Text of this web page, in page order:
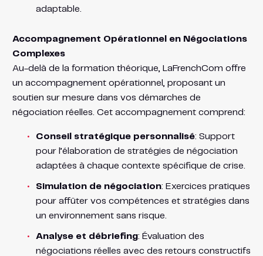
adaptable.
Accompagnement Opérationnel en Négociations
Complexes
Au-delà de la formation théorique, LaFrenchCom offre
un accompagnement opérationnel, proposant un
soutien sur mesure dans vos démarches de
négociation réelles. Cet accompagnement comprend:
Conseil stratégique personnalisé: Support
pour l’élaboration de stratégies de négociation
adaptées à chaque contexte spécifique de crise.
Simulation de négociation: Exercices pratiques
pour affûter vos compétences et stratégies dans
un environnement sans risque.
Analyse et débriefing: Évaluation des
négociations réelles avec des retours constructifs